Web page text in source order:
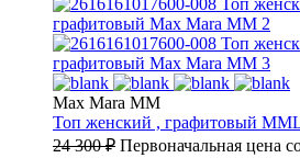
Max Mara MM
Топ женский , графитовый
24 300₽ Первоначальная цена